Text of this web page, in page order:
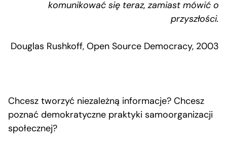
komunikować się teraz, zamiast mówić o
przyszłości.
Douglas Rushkoff, Open Source Democracy, 2003
Chcesz tworzyć niezależną informacje? Chcesz
poznać demokratyczne praktyki samoorganizacji
społecznej?